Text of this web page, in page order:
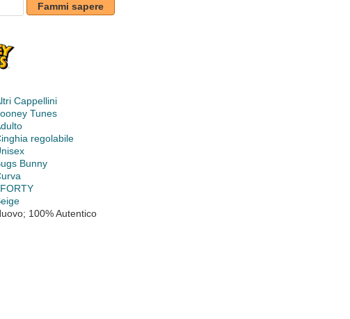
Fammi sapere
Cappellini
Tunes
regolabile
Bunny
100% Autentico